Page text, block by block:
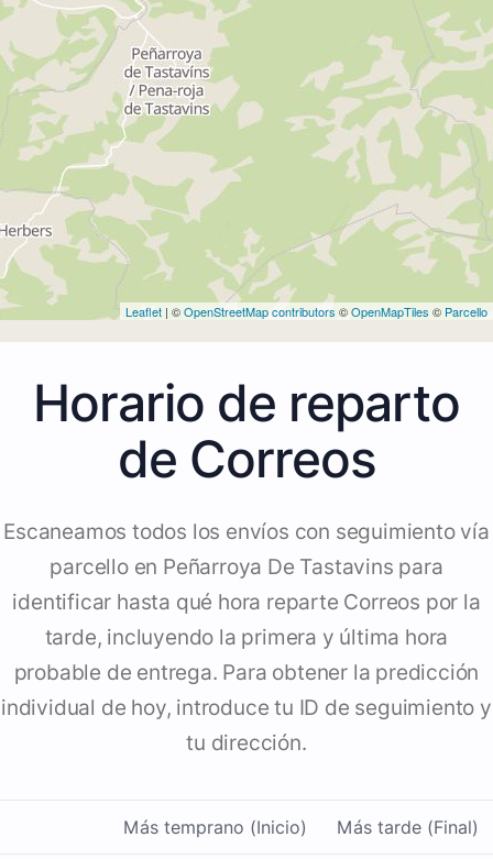
Leaflet | ©OpenStreetMap contributors ©OpenMapTiles © Parcello
Horario de reparto
de Correos
Escaneamos todos los envíos con seguimiento vía
parcello en Peñarroya De Tastavins para
identificar hasta qué hora reparte Correos por la
tarde, incluyendo la primera y última hora
probable de entrega. Para obtener la predicción
individual de hoy, introduce tu ID de seguimiento y
tu dirección.
Más temprano (Inicio) Más tarde (Final)